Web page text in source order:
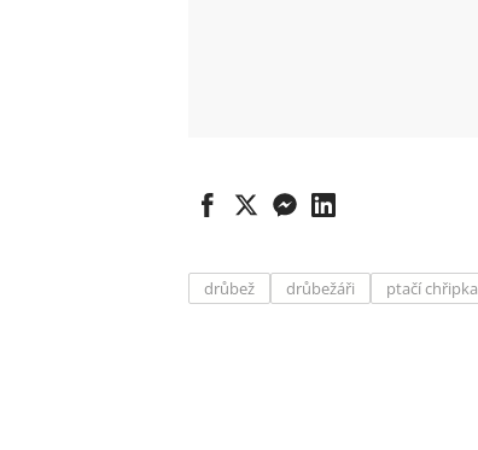
drůbež drůbežáři ptačí chřipka